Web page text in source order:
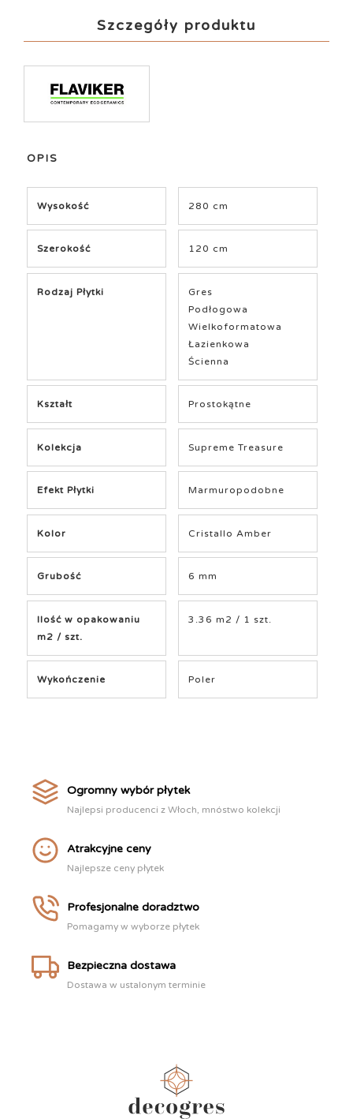
Szczegóły produktu
OPIS
Wysokość 280 cm
Szerokość 120 cm
Rodzaj Płytki
Gres
Podłogowa
Wielkoformatowa
Łazienkowa
Ścienna
Kształt Prostokątne
Kolekcja Supreme Treasure
Efekt Płytki Marmuropodobne
Kolor Cristallo Amber
Grubość 6 mm
Ilość w opakowaniu
m2 / szt.
3.36 m2 / 1 szt.
Wykończenie Poler
Ogromny wybór płytek
Najlepsi producenci z Włoch, mnóstwo kolekcji
Atrakcyjne ceny
Najlepsze ceny płytek
Profesjonalne doradztwo
Pomagamy w wyborze płytek
Bezpieczna dostawa
Dostawa w ustalonym terminie